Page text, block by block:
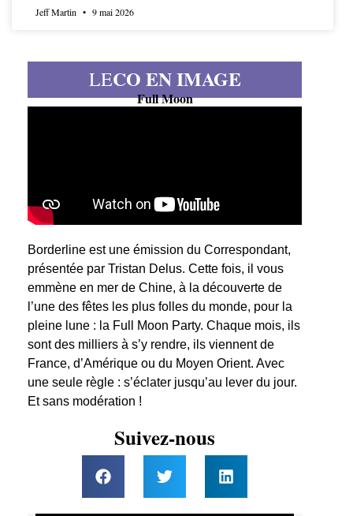
Jeff Martin 9 mai 2026
LECO EN IMAGE
Full Moon
Borderline est une émission du Correspondant,
présentée par Tristan Delus. Cette fois, il vous
emmène en mer de Chine, à la découverte de
l’une des fêtes les plus folles du monde, pour la
pleine lune : la Full Moon Party. Chaque mois, ils
sont des milliers à s’y rendre, ils viennent de
France, d’Amérique ou du Moyen Orient. Avec
une seule règle : s’éclater jusqu’au lever du jour.
Et sans modération !
Suivez-nous